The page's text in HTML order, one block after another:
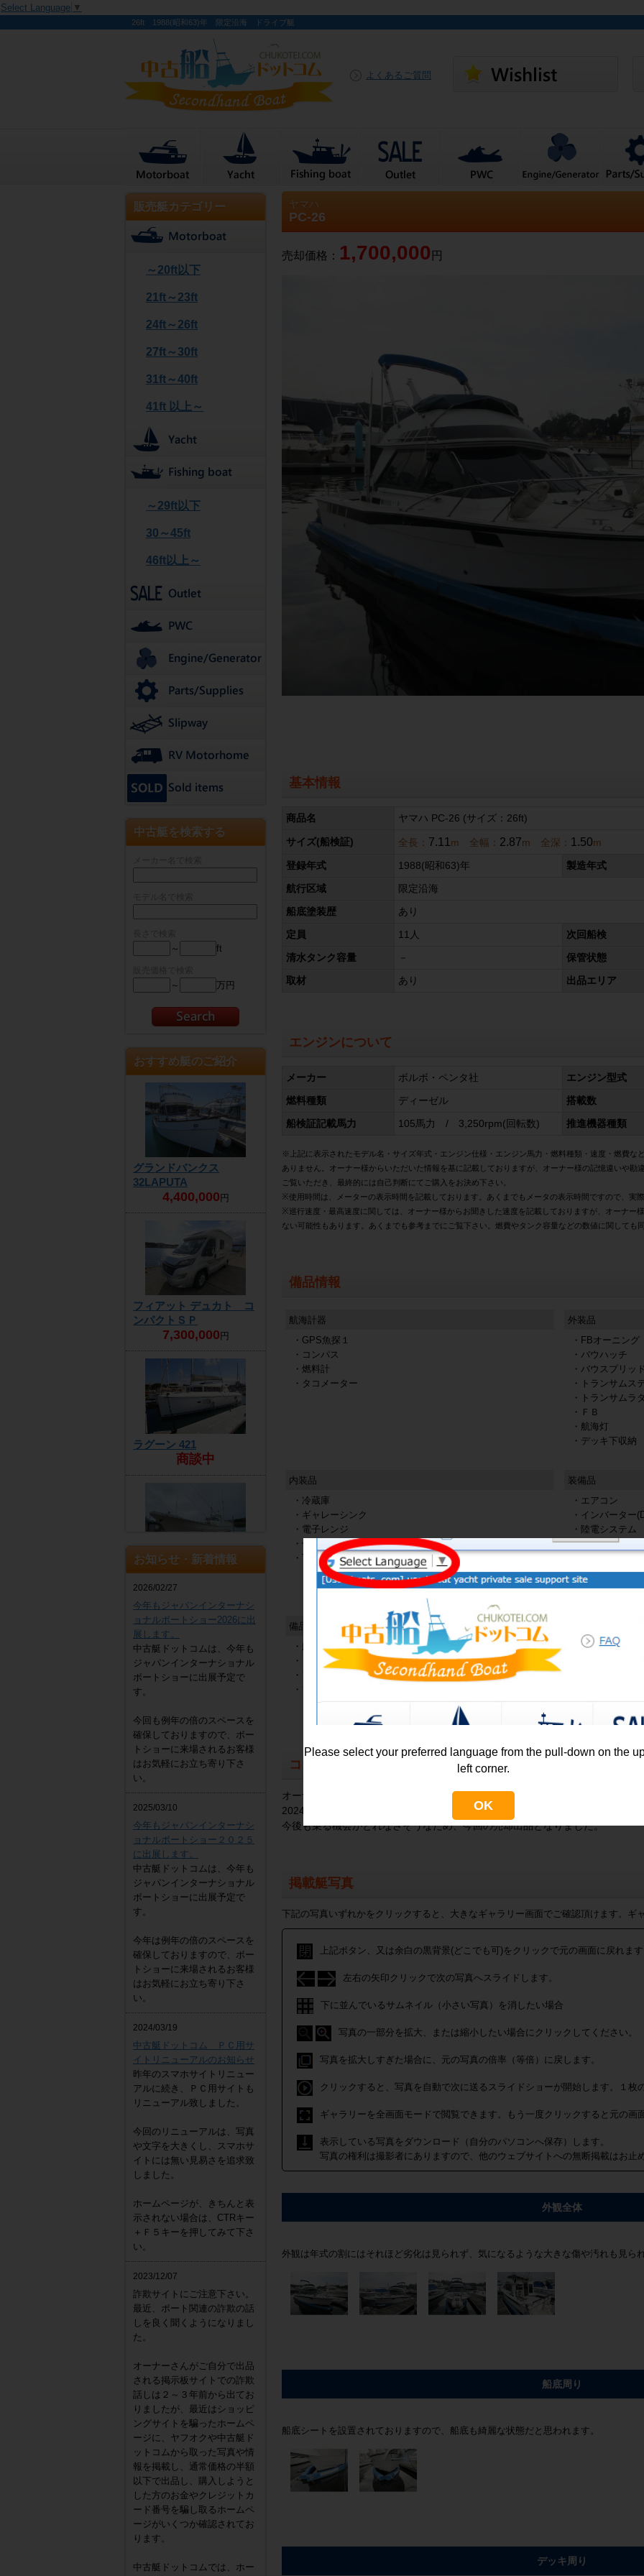
Select Language ▼
26ft 1988(昭和63)年 限定沿海 ドライブ艇
よくあるご質問
販売艇カテゴリー
～20ft以下
21ft～23ft
24ft～26ft
27ft～30ft
31ft～40ft
41ft 以上～
～29ft以下
30～45ft
46ft以上～
中古艇を検索する
～ ft
～ 万円
おすすめ艇のご紹介
グランドバンクス
32LAPUTA
4,400,000 円
フィアット デュカト コ
ンパクトＳＰ
7,300,000 円
ラグーン 421
商談中
ヤンマー DE30EZ
4,300,000
お知らせ・新着情報
2026/02/27
今年もジャパンインターナシ
ョナルボートショー2026に出
展します。
中古艇ドットコムは、今年も
ジャパンインターナショナル
ボートショーに出展予定で
す。
今回も例年の倍のスペースを
確保しておりますので、ボー
トショーに来場されるお客様
はお気軽にお立ち寄り下さ
い。
2025/03/10
今年もジャパンインターナシ
ョナルボートショー２０２５
に出展します。
中古艇ドットコムは、今年も
ジャパンインターナショナル
ボートショーに出展予定で
す。
今年は例年の倍のスペースを
確保しておりますので、ボー
トショーに来場されるお客様
はお気軽にお立ち寄り下さ
い。
2024/03/19
中古艇ドットコム ＰＣ用サ
イトリニューアルのお知らせ
昨年のスマホサイトリニュー
アルに続き、ＰＣ用サイトも
リニューアル致しました。
今回のリニューアルは、写真
や文字を大きくし、スマホサ
イトには無い見易さを追求致
しました。
ホームページが、きちんと表
示されない場合は、CTRキー
＋Ｆ５キーを押してみて下さ
い。
2023/12/07
詐欺サイトにご注意下さい。
最近、ボート関連の詐欺の話
しを良く聞くようになりまし
た。
オーナーさんがご自分で出品
される掲示板サイトでの詐欺
話しは２～３年前から出てお
りましたが、最近はショッピ
ングサイトを騙ったホームペ
ージに、ヤフオクや中古艇ド
ットコムから取った写真や情
報を掲載し、通常価格の半額
以下で出品し、購入しようと
した方のお金やクレジットカ
ード番号を騙し取るホームペ
ージがいくつか確認されてお
ります。
中古艇ドットコムでは、ホー
ヤマハ
PC-26
売却価格： 1,700,000 円
基本情報
商品名 ヤマハ PC-26 (サイズ：26ft)
サイズ(船検証) 全長： 7.11 m 全幅： 2.87m 全深： 1.50m
登録年式 1988(昭和63)年 製造年式
航行区域 限定沿海
船底塗装歴 あり
定員 11人 次回船検
清水タンク容量 保管状態
取材 あり 出品エリア
エンジンについて
メーカー ボルボ・ペンタ社 エンジン型式
燃料種類 ディーゼル 搭載数
船検証記載馬力 105馬力 / 3,250rpm(回転数) 推進機器種類
※上記に表示されたモデル名・サイズ年式・エンジン仕様・エンジン馬力・燃料種類・速度・燃費な
ありません。オーナー様からいただいた情報を基に記載しておりますが、オーナー様の記憶違いや勘
ご覧いただき、最終的には自己判断にてご購入をお決め下さい。
※使用時間は、メーターの表示時間を記載しております。あくまでもメータの表示時間ですので、実
※巡行速度・最高速度に関しては、オーナー様からお聞きした速度を記載しておりますが、オーナー
ない可能性もあります。あくまでも参考までにご覧下さい。燃費やタンク容量などの数値に関しても同
備品情報
航海計器
・GPS魚探１
・コンパス
・燃料計
・タコメーター
外装品
・FBオーニング
・バウハッチ
・バウスプリッド
・トランサムス
・トランサムラ
・ＦＢ
・航海灯
・デッキ下収納
内装品
・冷蔵庫
・ギャレーシンク
・電子レンジ
・個室トイレ
・TV
装備品
・エアコン
・インバーター
・陸電システム
・複数バッテリー
・ビルジポンプ
・ステレオ
備品
・船体カバー
・もやいロープ
・アンカーロープ
・フェンダー
・法定備品(詳細
コメント
オーナーさんは法人様で数年前にお知り合いから譲り受けたそうです。
2024年12月に右エンジンのOH、左右ドライブのOHを行われたそうですが、ご
今後も乗る機会がとれなさそうなため、今回の売却出品となりました。
掲載艇写真
下記の写真いずれかをクリックすると、大きなギャラリー画面でご確認頂けます。ギ
上記ボタン、又は余白の黒背景(どこでも可)をクリックで元の画面に戻れます
左右の矢印クリックで次の写真へスライドします。
下に並んでいるサムネイル（小さい写真）を消したい場合
写真の一部分を拡大、または縮小したい場合にクリックしてください。
写真を拡大しすぎた場合に、元の写真の倍率（等倍）に戻します。
クリックすると、写真を自動で次に送るスライドショーが開始します。１枚
ギャラリーを全画面モードで閲覧できます。もう一度クリックすると元の画
表示している写真をダウンロード（自分のパソコンへ保存）します。
写真の権利は撮影者にありますので、他のウェブサイトへの無断掲載はお止
外観全体
外観は年式の割にはそれほど劣化は見られず、気になるような大きな傷や汚れも見ら
船底周り
船底シートを設置されておりますので、船底も綺麗な状態だと思われます。
デッキ周り
Please select your preferred language from the pull-down on the
left corner.
OK